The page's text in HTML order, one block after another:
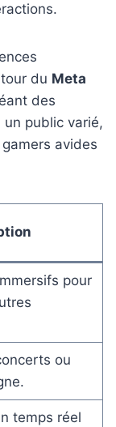
du Meta
des
public varié,
avides
pour
ou
temps réel